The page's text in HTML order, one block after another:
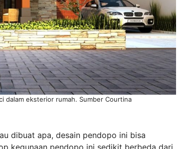
dalam eksterior rumah. Sumber Courtina
dibuat apa, desain pendopo ini bisa